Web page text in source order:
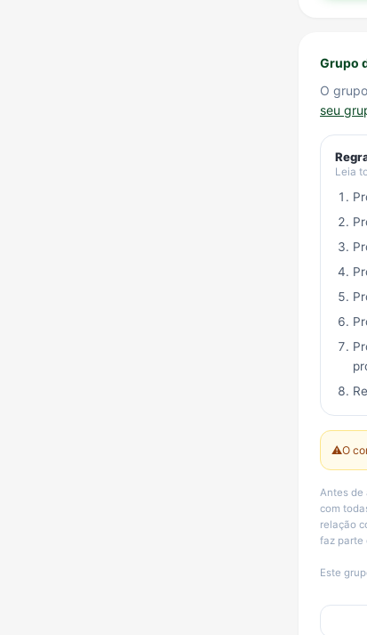
Grupo
O
seu
Leia
⚠️O
Antes de
com
relação
faz parte
Este